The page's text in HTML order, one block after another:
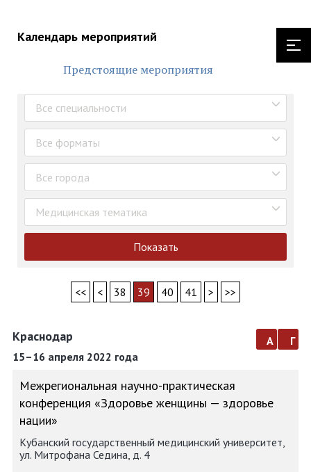
Календарь мероприятий
Предстоящие мероприятия
Все специальности
Все форматы
Все города
Медицинская тематика
Показать
<< < 38 39 40 41 > >>
Краснодар
15–16 апреля 2022 года
а г
Межрегиональная научно-практическая
конференция «Здоровье женщины — здоровье
нации»
Кубанский государственный медицинский университет,
ул. Митрофана Седина, д. 4